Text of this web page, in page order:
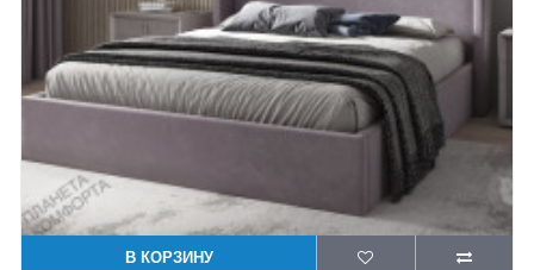
В КОРЗИНУ